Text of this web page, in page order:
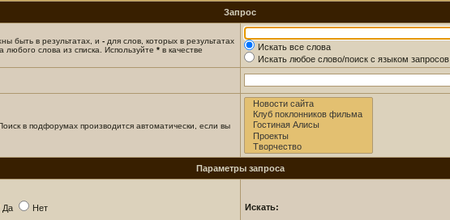
Запрос
быть в результатах, и - для слов, которых в результатах
любого слова из списка. Используйте * в качестве
Искать все слова
Искать любое слово/поиск с языком запросов
в подфорумах производится автоматически, если вы
Параметры запроса
Да Нет Искать: